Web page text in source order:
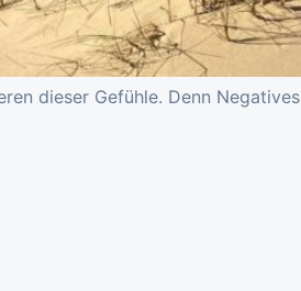
dieser Gefühle. Denn Negatives